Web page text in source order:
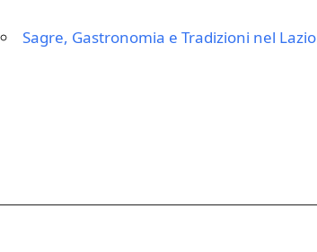
Sagre, Gastronomia e Tradizioni nel Lazio